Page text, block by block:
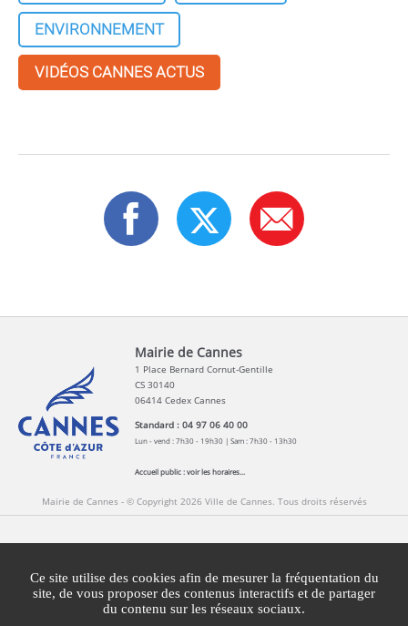
ENVIRONNEMENT
VIDÉOS CANNES ACTUS
Mairie de Cannes
1 Place Bernard Cornut-Gentille
CS 30140
06414 Cedex Cannes
Standard : 04 97 06 40 00
Lun - vend : 7h30 - 19h30 | Sam : 7h30 - 13h30
Accueil public :voir les horaires...
Mairie de Cannes - © Copyright 2026 Ville de Cannes. Tous droits réservés
Mentions légales Agglomération Cannes Lérins
Plan du site Gestion des cookies
Ce site utilise des cookies afin de mesurer la fréquentation du
site, de vous proposer des contenus interactifs et de partager
du contenu sur les réseaux sociaux.